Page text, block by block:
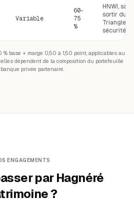
Variable
60-
75
%
HNWI, sans
sortir du
Triangle
sécurité
base + marge 0,50 à 1,50 point, applicables au
dépendent de la composition du portefeuille
privée partenaire.
ENGAGEMENTS
par Hagnéré
?